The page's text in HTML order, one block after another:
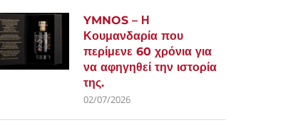
YMNOS – Η
Κουμανδαρία που
περίμενε 60 χρόνια για
να αφηγηθεί την ιστορία
της.
02/07/2026